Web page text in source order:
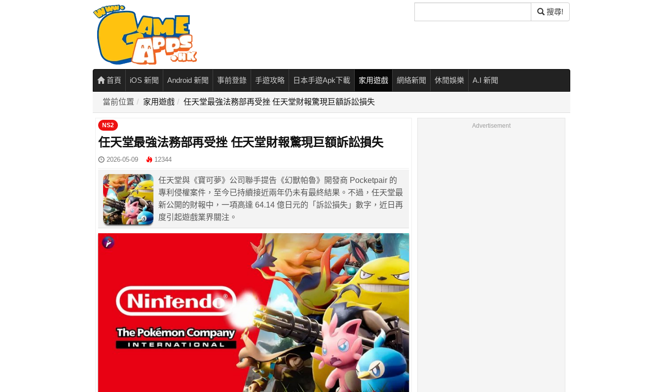
尋
搜尋!
首頁 iOS 新聞 Android 新聞 事前登錄 手遊攻略 日本手遊Apk下載 家用遊戲 網絡新聞 休閒娛樂 A.I 新聞
當前位置 家用遊戲 任天堂最強法務部再受挫 任天堂財報驚現巨額訴訟損失
NS2
任天堂最強法務部再受挫 任天堂財報驚現巨額訴訟損失
2026-05-09 12344
任天堂與《寶可夢》公司聯手提告《幻獸帕魯》開發商 Pocketpair 的
專利侵權案件，至今已持續接近兩年仍未有最終結果。不過，任天堂最
新公開的財報中，一項高達 64.14 億日元的「訴訟損失」數字，近日再
度引起遊戲業界關注。
Advertisement